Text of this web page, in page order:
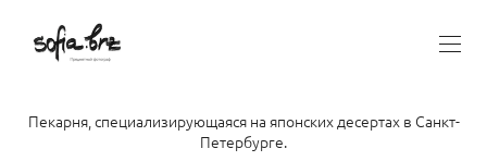
Пекарня, специализирующаяся на японских десертах в Санкт-
Петербурге.